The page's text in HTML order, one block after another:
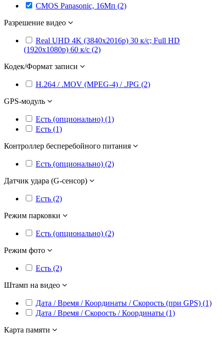
CMOS Panasonic, 16Мп (2)
Разрешение видео
Real UHD 4K (3840x2016p) 30 к/с; Full HD
(1920x1080p) 60 к/с (2)
Кодек/Формат записи
H.264 / .MOV (MPEG-4) / .JPG (2)
GPS-модуль
Есть (опционально) (1)
Есть (1)
Контроллер бесперебойного питания
Есть (опционально) (2)
Датчик удара (G-сенсор)
Есть (2)
Режим парковки
Есть (опционально) (2)
Режим фото
Есть (2)
Штамп на видео
Дата / Время / Координаты / Скорость (при GPS) (1)
Дата / Время / Скорость / Координаты (1)
Карта памяти